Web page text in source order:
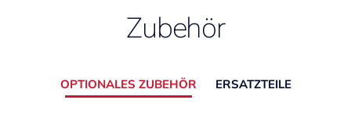
Zubehör
OPTIONALES ZUBEHÖR ERSATZTEILE